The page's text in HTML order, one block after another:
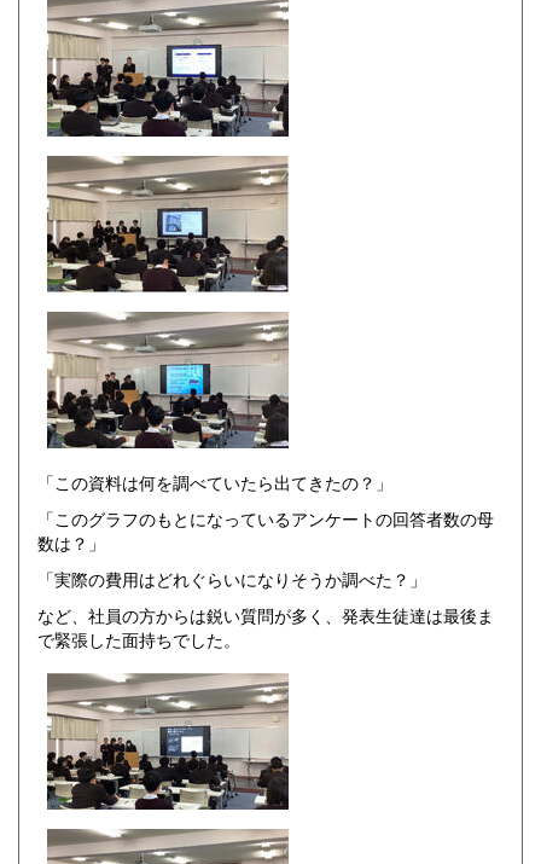
「この資料は何を調べていたら出てきたの？」
「このグラフのもとになっているアンケートの回答者数の母
数は？」
「実際の費用はどれぐらいになりそうか調べた？」
など、社員の方からは鋭い質問が多く、発表生徒達は最後ま
で緊張した面持ちでした。